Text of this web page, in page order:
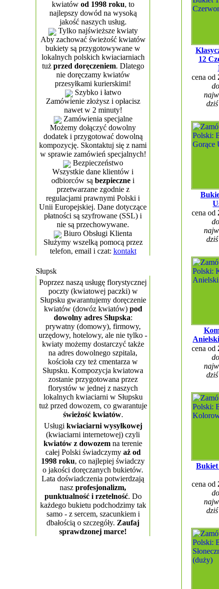
kwiatów od 1998 roku, to
najlepszy dowód na wysoką
jakość naszych usług.
Tylko najświeższe kwiaty
Aby zachować świeżość kwiatów
bukiety są przygotowywane w
lokalnych polskich kwiaciarniach
tuż przed doręczeniem. Dlatego
nie doręczamy kwiatów
przesyłkami kurierskimi!
Szybko i łatwo
Zamówienie złożysz i opłacisz
nawet w 2 minuty!
Zamówienia specjalne
Możemy dołączyć dowolny
dodatek i przygotować dowolną
kompozycję. Skontaktuj się z nami
w sprawie zamówień specjalnych!
Bezpieczeństwo
Wszystkie dane klientów i
odbiorców są bezpieczne i
przetwarzane zgodnie z
regulacjami prawnymi Polski i
Unii Europejskiej. Dane dotyczące
płatności są szyfrowane (SSL) i
nie są przechowywane.
Biuro Obsługi Klienta
Służymy wszelką pomocą przez
telefon, email i czat: kontakt
Słupsk
Poprzez naszą usługę florystycznej
poczty (kwiatowej paczki) w
Słupsku gwarantujemy doręczenie
kwiatów (dowóz kwiatów) pod
dowolny adres Słupska:
prywatny (domowy), firmowy,
urzędowy, hotelowy, ale nie tylko -
kwiaty możemy dostarczyć także
na adres dowolnego szpitala,
kościoła czy też cmentarza w
Słupsku. Kompozycja kwiatowa
zostanie przygotowana przez
florystów w jednej z naszych
lokalnych kwiaciarni w Słupsku
tuż przed dowozem, co gwarantuje
świeżość kwiatów.
Usługi kwiaciarni wysyłkowej
(kwiaciarni internetowej) czyli
kwiatów z dowozem na terenie
całej Polski świadczymy aż od
1998 roku, co najlepiej świadczy
o jakości doręczanych bukietów.
Lata doświadczenia potwierdzają
nasz profesjonalizm,
punktualność i rzetelność. Do
każdego bukietu podchodzimy tak
samo - z sercem, szacunkiem i
dbałością o szczegóły. Zaufaj
sprawdzonej marce!
12
cena od
cena od
cena od
cena od